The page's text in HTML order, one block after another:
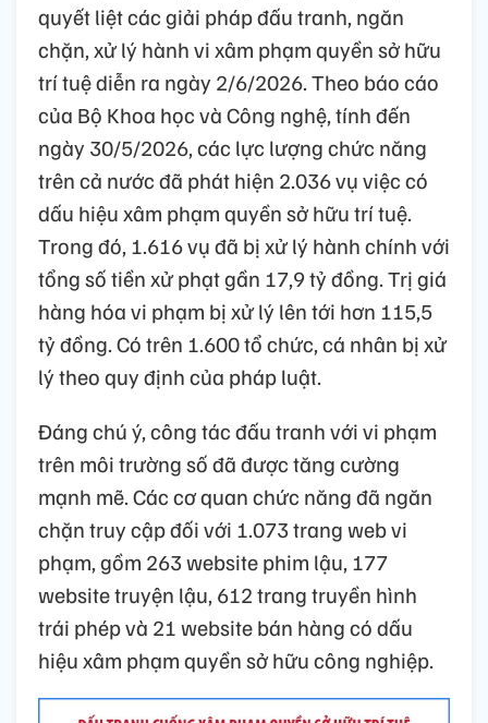
quyết liệt các giải pháp đấu tranh, ngăn
chặn, xử lý hành vi xâm phạm quyền sở hữu
trí tuệ diễn ra ngày 2/6/2026. Theo báo cáo
của Bộ Khoa học và Công nghệ, tính đến
ngày 30/5/2026, các lực lượng chức năng
trên cả nước đã phát hiện 2.036 vụ việc có
dấu hiệu xâm phạm quyền sở hữu trí tuệ.
Trong đó, 1.616 vụ đã bị xử lý hành chính với
tổng số tiền xử phạt gần 17,9 tỷ đồng. Trị giá
hàng hóa vi phạm bị xử lý lên tới hơn 115,5
tỷ đồng. Có trên 1.600 tổ chức, cá nhân bị xử
lý theo quy định của pháp luật.
Đáng chú ý, công tác đấu tranh với vi phạm
trên môi trường số đã được tăng cường
mạnh mẽ. Các cơ quan chức năng đã ngăn
chặn truy cập đối với 1.073 trang web vi
phạm, gồm 263 website phim lậu, 177
website truyện lậu, 612 trang truyền hình
trái phép và 21 website bán hàng có dấu
hiệu xâm phạm quyền sở hữu công nghiệp.